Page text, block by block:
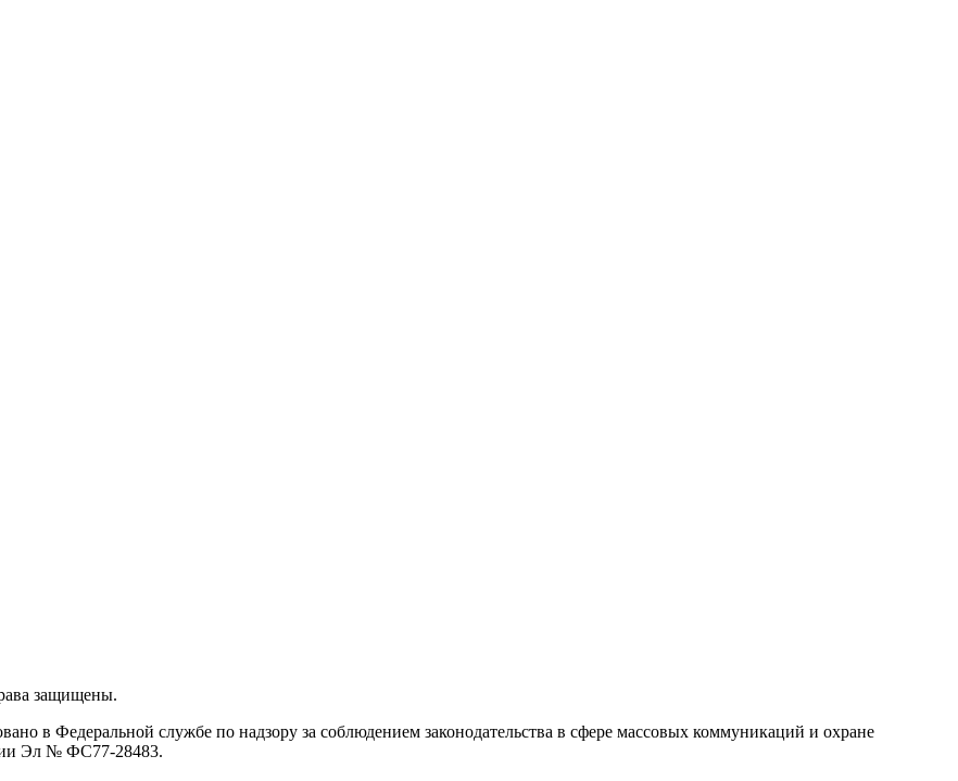
защищены.
в Федеральной службе по надзору за соблюдением законодательства в сфере массовых коммуникаций и охране
Эл № ФС77-28483.